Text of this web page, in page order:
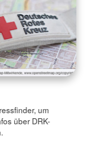
um
über DRK-